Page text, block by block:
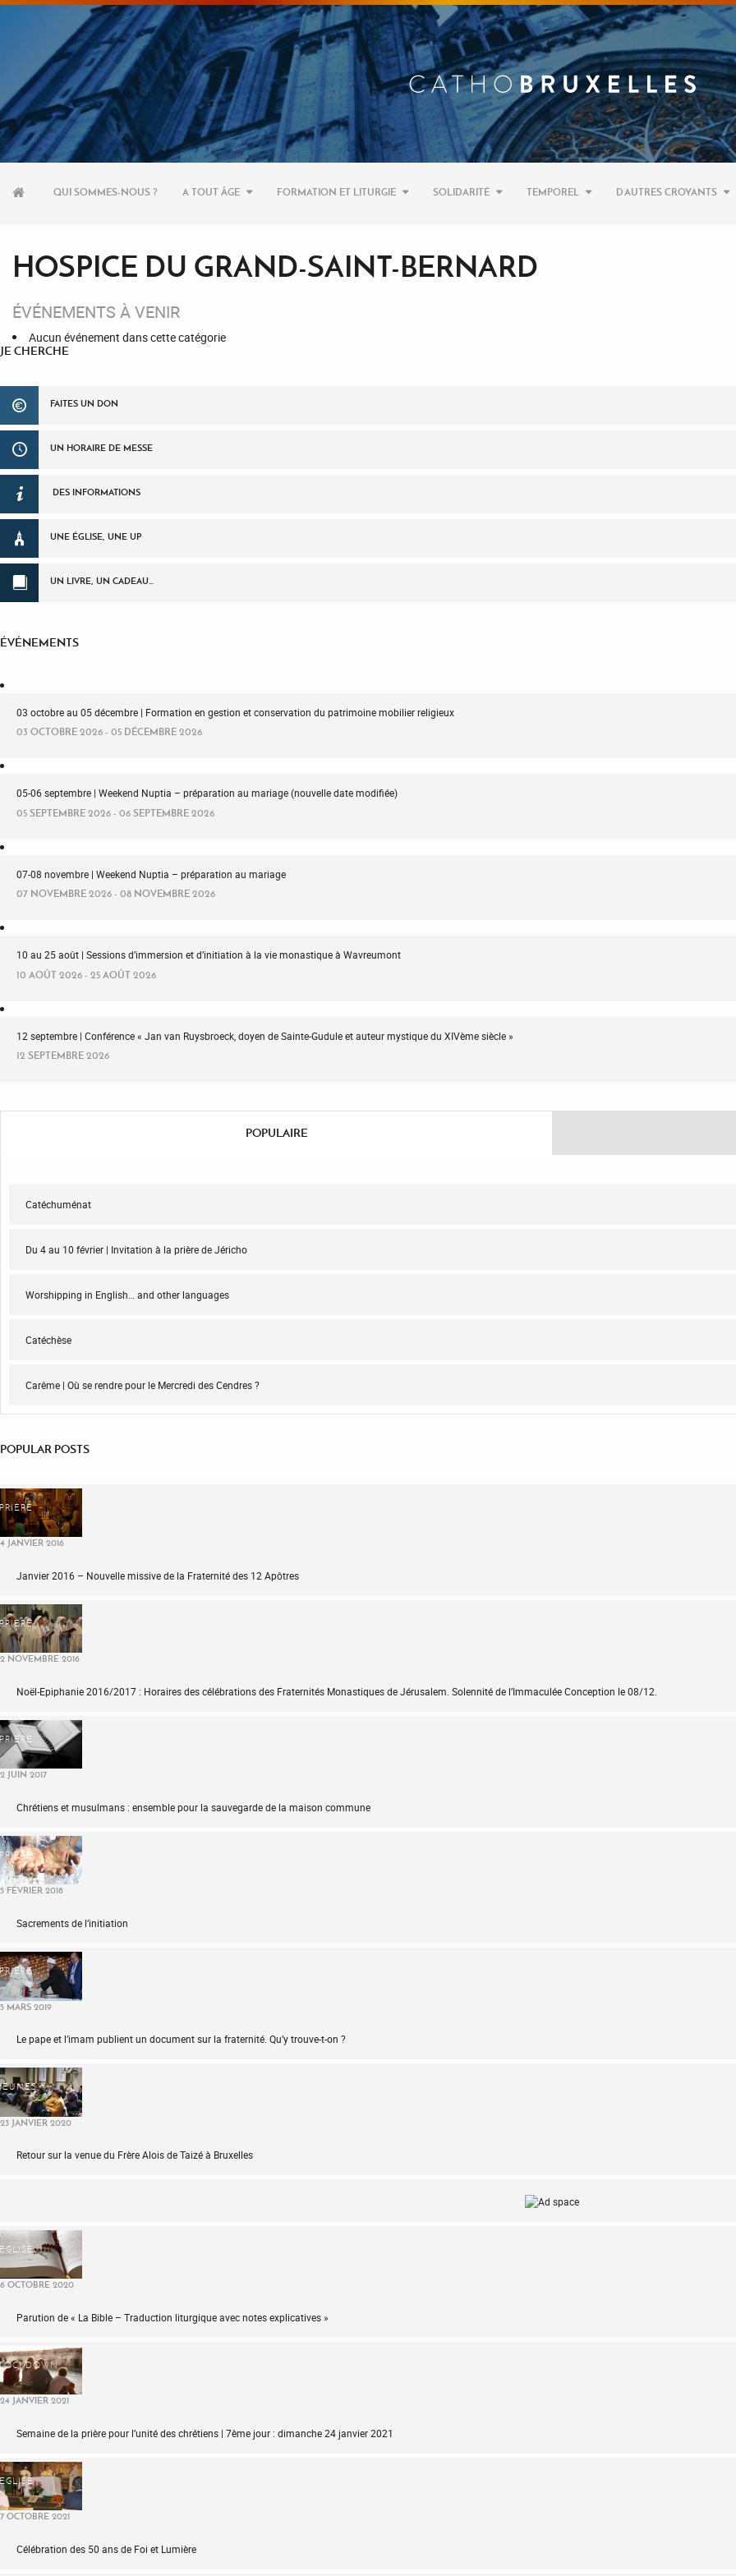
au
contenu
QUI SOMMES-NOUS ? A TOUT ÂGE FORMATION ET LITURGIE SOLIDARITÉ TEMPOREL D’AUTRES CROYANTS
HOSPICE DU GRAND-SAINT-BERNARD
ÉVÉNEMENTS À VENIR
Aucun événement dans cette catégorie
JE CHERCHE
FAITES UN DON
UN HORAIRE DE MESSE
DES INFORMATIONS
UNE ÉGLISE, UNE UP
UN LIVRE, UN CADEAU…
ÉVÉNEMENTS
03 octobre au 05 décembre | Formation en gestion et conservation du patrimoine mobilier religieux
03 OCTOBRE 2026 - 05 DÉCEMBRE 2026
05-06 septembre | Weekend Nuptia – préparation au mariage (nouvelle date modifiée)
05 SEPTEMBRE 2026 - 06 SEPTEMBRE 2026
07-08 novembre | Weekend Nuptia – préparation au mariage
07 NOVEMBRE 2026 - 08 NOVEMBRE 2026
10 au 25 août | Sessions d’immersion et d’initiation à la vie monastique à Wavreumont
10 AOÛT 2026 - 25 AOÛT 2026
12 septembre | Conférence « Jan van Ruysbroeck, doyen de Sainte-Gudule et auteur mystique du XIVème siècle »
12 SEPTEMBRE 2026
POPULAIRE
Catéchuménat
Du 4 au 10 février | Invitation à la prière de Jéricho
Worshipping in English… and other languages
Catéchèse
Carême | Où se rendre pour le Mercredi des Cendres ?
POPULAR POSTS
PRIÈRE
4 JANVIER 2016
Janvier 2016 – Nouvelle missive de la Fraternité des 12 Apôtres
PRIÈRE
2 NOVEMBRE 2016
Noël-Epiphanie 2016/2017 : Horaires des célébrations des Fraternités Monastiques de Jérusalem. Solennité de l’Immaculée Conception le 08/12.
PRIÈRE
2 JUIN 2017
Chrétiens et musulmans : ensemble pour la sauvegarde de la maison commune
PRIÈRE
5 FÉVRIER 2018
Sacrements de l’initiation
PRIÈRE
5 MARS 2019
Le pape et l’imam publient un document sur la fraternité. Qu’y trouve-t-on ?
JEUNES
23 JANVIER 2020
Retour sur la venue du Frère Alois de Taizé à Bruxelles
ÉGLISE
6 OCTOBRE 2020
Parution de « La Bible – Traduction liturgique avec notes explicatives »
LOCKDOWN
24 JANVIER 2021
Semaine de la prière pour l’unité des chrétiens | 7ème jour : dimanche 24 janvier 2021
ÉGLISE
7 OCTOBRE 2021
Célébration des 50 ans de Foi et Lumière